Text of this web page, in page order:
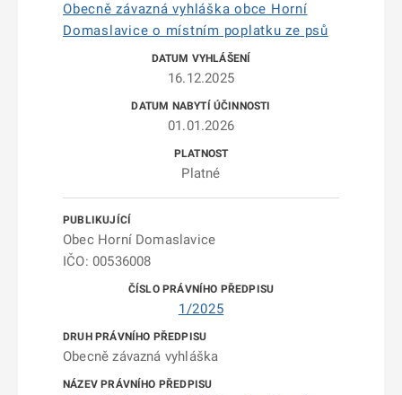
Obecně závazná vyhláška obce Horní
Domaslavice o místním poplatku ze psů
16.12.2025
01.01.2026
Platné
Obec Horní Domaslavice
IČO: 00536008
1/2025
Obecně závazná vyhláška